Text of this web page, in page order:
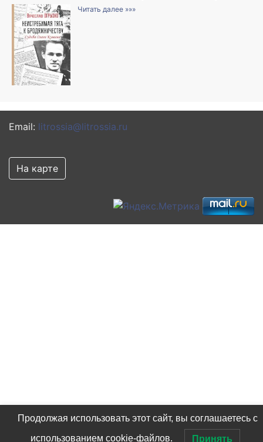
Читать далее »»»
Email: litrossia@litrossia.ru
На карте
Продолжая использовать этот сайт, вы соглашаетесь с
использованием cookie-файлов. Принять